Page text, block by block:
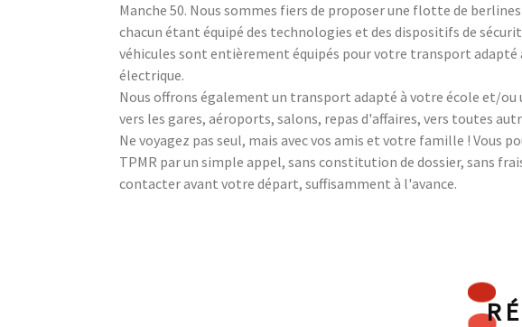
Manche 50. Nous sommes fiers de proposer une flotte de
chacun étant équipé des technologies et des dispositifs de
véhicules sont entièrement équipés pour votre transport
électrique.
Nous offrons également un transport adapté à votre école et/
vers les gares, aéroports, salons, repas d'affaires, vers toutes
Ne voyagez pas seul, mais avec vos amis et votre famille ! Vous
TPMR par un simple appel, sans constitution de dossier, sans
contacter avant votre départ, suffisamment à l'avance.